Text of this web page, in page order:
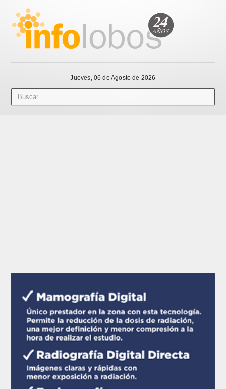
Jueves, 06 de Agosto de 2026